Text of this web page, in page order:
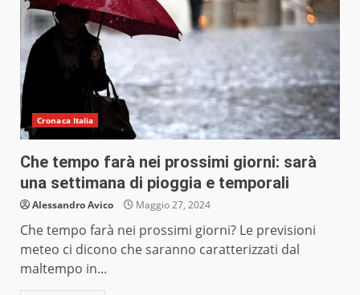
Cronaca Italia
Che tempo farà nei prossimi giorni: sarà
una settimana di pioggia e temporali
Alessandro Avico Maggio 27, 2024
Che tempo farà nei prossimi giorni? Le previsioni
meteo ci dicono che saranno caratterizzati dal
maltempo in...